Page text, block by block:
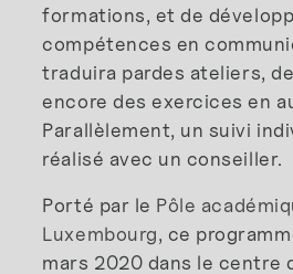
formations, et de
compétences en
traduira pardes ateliers,
encore des exercices en
Parallèlement, un suivi
réalisé avec un conseiller.
Porté par le Pôle
Luxembourg, ce
mars 2020 dans le centre